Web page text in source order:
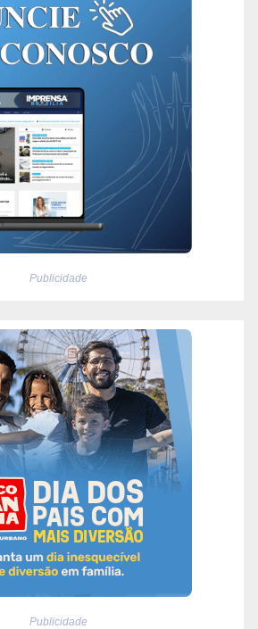
Publicidade
Publicidade